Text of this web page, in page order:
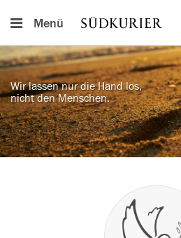
Menü
Wir lassen nur die Hand los,
nicht den Menschen.